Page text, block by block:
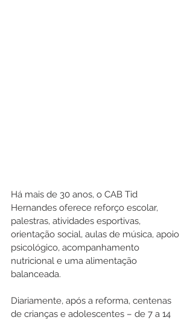
Há mais de 30 anos, o CAB Tid
Hernandes oferece reforço escolar,
palestras, atividades esportivas,
orientação social, aulas de música, apoio
psicológico, acompanhamento
nutricional e uma alimentação
balanceada.
Diariamente, após a reforma, centenas
de crianças e adolescentes – de 7 a 14